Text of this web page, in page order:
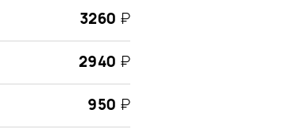
3260 ₽
2940 ₽
950 ₽